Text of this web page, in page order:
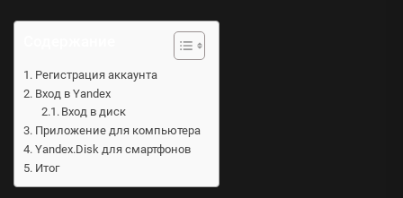
Регистрация аккаунта
Вход в Yandex
Вход в диск
Приложение для компьютера
Yandex.Disk для смартфонов
Итог